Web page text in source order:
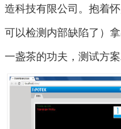
造科技有限公司。抱着
可以检测内部缺陷了）
一盏茶的功夫，测试方案